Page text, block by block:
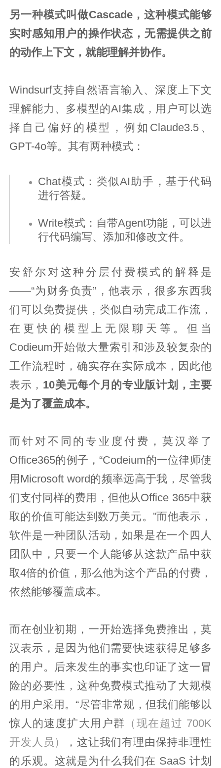
另一种模式叫做Cascade，这种模式能够
实时感知用户的操作状态，无需提供之前
的动作上下文，就能理解并协作。
Windsurf支持自然语言输入、深度上下文
理解能力、多模型的AI集成，用户可以选
择自己偏好的模型，例如Claude3.5、
GPT-4o等。其有两种模式：
Chat模式：类似AI助手，基于代码
进行答疑。
Write模式：自带Agent功能，可以进
行代码编写、添加和修改文件。
安舒尔对这种分层付费模式的解释是
——“为财务负责”，他表示，很多东西我
们可以免费提供，类似自动完成工作流，
在更快的模型上无限聊天等。但当
Codieum开始做大量索引和涉及较复杂的
工作流程时，确实存在实际成本，因此他
表示， 10美元每个月的专业版计划，主要
是为了覆盖成本。
而针对不同的专业度付费，莫汉举了
Office365的例子，“Codeium的一位律师使
用Microsoft word的频率远高于我，尽管我
们支付同样的费用，但他从Office 365中获
取的价值可能达到数万美元。”而他表示，
软件是一种团队活动，如果是在一个四人
团队中，只要一个人能够从这款产品中获
取4倍的价值，那么他为这个产品的付费，
依然能够覆盖成本。
而在创业初期，一开始选择免费推出，莫
汉表示，是因为他们需要快速获得足够多
的用户。后来发生的事实也印证了这一冒
险的必要性，这种免费模式推动了大规模
的用户采用。“尽管非常规，但我们能够以
惊人的速度扩大用户群 （现在超过 700K
开发人员）
，这让我们有理由保持非理性
的乐观。这就是为什么我们在 SaaS 计划